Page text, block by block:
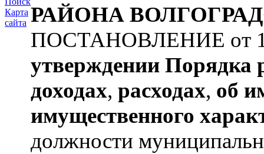
Карта
сайта РАЙОНА
ПОСТАНОВЛЕНИЕ от
утверждении Порядка
доходах, расходах, об
имущественного
должности